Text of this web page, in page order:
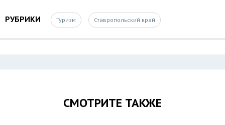
РУБРИКИ Туризм Ставропольский край
СМОТРИТЕ ТАКЖЕ